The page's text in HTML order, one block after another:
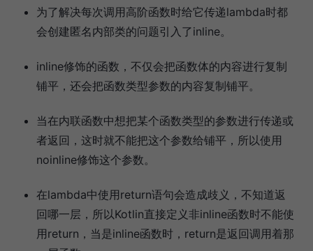
为了解决每次调用高阶函数时给它传递lambda时都
会创建匿名内部类的问题引入了inline。
inline修饰的函数，不仅会把函数体的内容进行复制
铺平，还会把函数类型参数的内容复制铺平。
当在内联函数中想把某个函数类型的参数进行传递或
者返回，这时就不能把这个参数给铺平，所以使用
noinline修饰这个参数。
在lambda中使用return语句会造成歧义，不知道返
回哪一层，所以Kotlin直接定义非inline函数时不能使
用return，当是inline函数时，return是返回调用着那